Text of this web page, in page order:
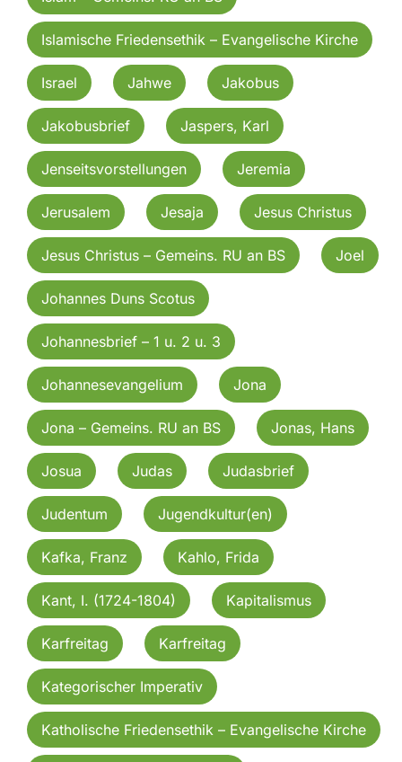
Islamische Friedensethik – Evangelische Kirche
Israel Jahwe Jakobus
Jakobusbrief Jaspers, Karl
Jenseitsvorstellungen Jeremia
Jerusalem Jesaja Jesus Christus
Jesus Christus – Gemeins. RU an BS Joel
Johannes Duns Scotus
Johannesbrief – 1 u. 2 u. 3
Johannesevangelium Jona
Jona – Gemeins. RU an BS Jonas, Hans
Josua Judas Judasbrief
Judentum Jugendkultur(en)
Kafka, Franz Kahlo, Frida
Kant, I. (1724-1804) Kapitalismus
Karfreitag Karfreitag
Kategorischer Imperativ
Katholische Friedensethik – Evangelische Kirche